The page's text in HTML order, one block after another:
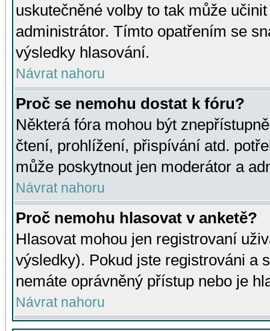
uskutečněné volby to tak může
administrátor. Tímto opatřením se
výsledky hlasování.
Návrat nahoru
Proč se nemohu dostat k fóru?
Některá fóra mohou být
čtení, prohlížení, přispívání atd.
může poskytnout jen moderátor a
Návrat nahoru
Proč nemohu hlasovat v anketě?
Hlasovat mohou jen registrovaní
výsledky). Pokud jste registrováni a
nemáte oprávněný přístup nebo je
Návrat nahoru